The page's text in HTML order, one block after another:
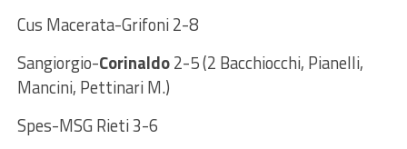
Cus Macerata-Grifoni 2-8
Sangiorgio-Corinaldo2-5 (2 Bacchiocchi, Pianelli,
Mancini, Pettinari M.)
Spes-MSG Rieti 3-6